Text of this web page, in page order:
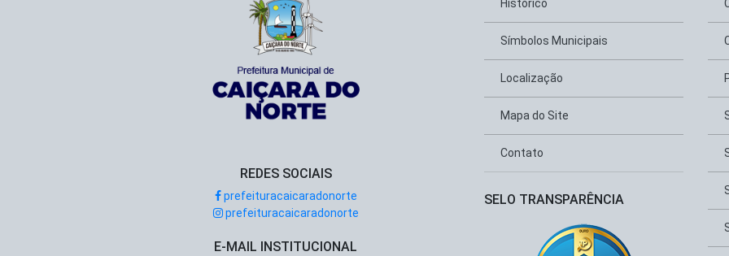
REDES SOCIAIS
prefeituracaicaradonorte
prefeituracaicaradonorte
E-MAIL INSTITUCIONAL
Histórico
Símbolos Municipais
Localização
Mapa do Site
Contato
SELO TRANSPARÊNCIA